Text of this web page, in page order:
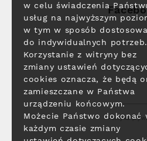
Polityka
w celu świadczenia
usług na najwyższym
w tym w sposób
do indywidualnych potrzeb.
Korzystanie z witryny bez
zmiany ustawień
cookies oznacza, że będą
zamieszczane w Państwa
urządzeniu końcowym.
Możecie Państwo dokonać
każdym czasie zmiany